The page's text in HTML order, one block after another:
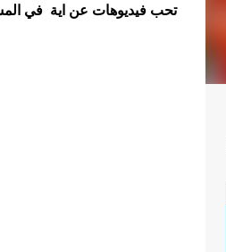
تحب فيديوهات عن اية في